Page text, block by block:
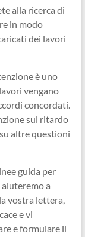
alla ricerca di
in modo
dei lavori
è uno
vengano
concordati.
sul ritardo
altre questioni
guida per
a
vostra lettera,
e vi
e formulare il